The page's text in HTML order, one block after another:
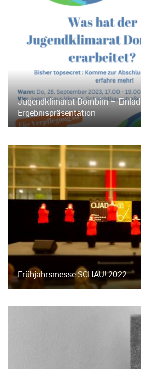
Jugendklimarat Dornbirn –
Ergebnispräsentation
Frühjahrsmesse SCHAU! 2022